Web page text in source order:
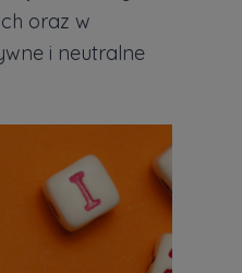
oraz w
i neutralne